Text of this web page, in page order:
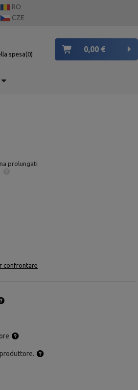
RO
CZE
spesa 0
0,00 €
prolungati
confrontare